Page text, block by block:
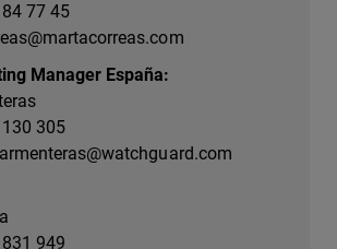
77 45
Manager España:
305
949